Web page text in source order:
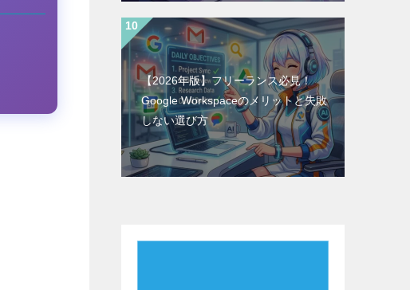
【2026年版】フリーランス必見！
Google Workspaceのメリットと失敗
しない選び方